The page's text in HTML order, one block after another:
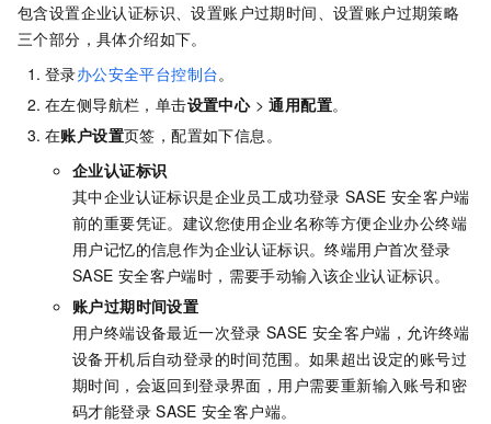
包含设置企业认证标识、设置账户过期时间、设置账户过期策略
三个部分，具体介绍如下。
登录办公安全平台控制台。
在左侧导航栏，单击设置中心>通用配置。
在账户设置页签，配置如下信息。
企业认证标识
其中企业认证标识是企业员工成功登录 SASE 安全客户端
前的重要凭证。建议您使用企业名称等方便企业办公终端
用户记忆的信息作为企业认证标识。终端用户首次登录
SASE 安全客户端时，需要手动输入该企业认证标识。
账户过期时间设置
用户终端设备最近一次登录 SASE 安全客户端，允许终端
设备开机后自动登录的时间范围。如果超出设定的账号过
期时间，会返回到登录界面，用户需要重新输入账号和密
码才能登录 SASE 安全客户端。